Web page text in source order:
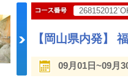
【岡山県内発】
09月01日~09月